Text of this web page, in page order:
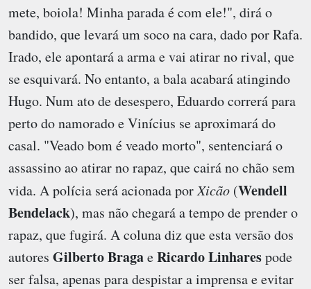
mete, boiola! Minha parada é com ele!", dirá o
bandido, que levará um soco na cara, dado por Rafa.
Irado, ele apontará a arma e vai atirar no rival, que
se esquivará. No entanto, a bala acabará atingindo
Hugo. Num ato de desespero, Eduardo correrá para
perto do namorado e Vinícius se aproximará do
casal. "Veado bom é veado morto", sentenciará o
assassino ao atirar no rapaz, que cairá no chão sem
vida. A polícia será acionada porXicão (Wendell
Bendelack), mas não chegará a tempo de prender o
rapaz, que fugirá. A coluna diz que esta versão dos
autores Gilberto BragaeRicardo Linharespode
ser falsa, apenas para despistar a imprensa e evitar